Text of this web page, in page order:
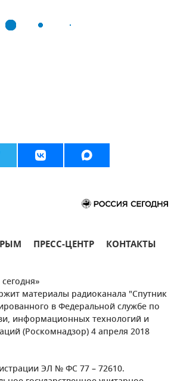
ПРЕСС-ЦЕНТР КОНТАКТЫ
материалы радиоканала "Спутник
в Федеральной службе по
информационных технологий и
(Роскомнадзор) 4 апреля 2018
ЭЛ № ФС 77 – 72610.